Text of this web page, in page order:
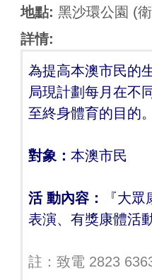
地點: 黑沙環公園 (
詳情:
為提高本澳市民的
局現計劃每月在不
至終身體育的目的
對象： 本澳市民
活 動內容：
『大
表演、有獎康體活
註：致電 2823